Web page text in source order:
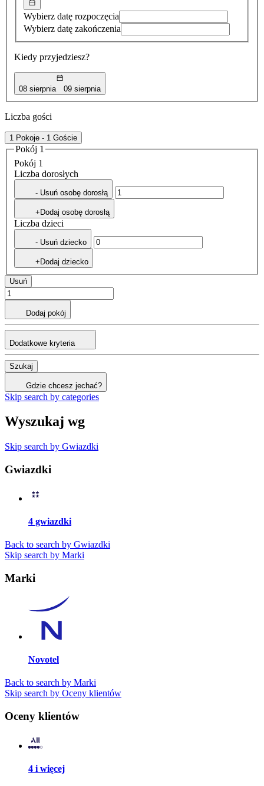
Wybierz datę rozpoczęcia
Wybierz datę zakończenia
Kiedy przyjedziesz?
08 sierpnia 09 sierpnia
Liczba gości
1 Pokoje - 1 Goście
Pokój 1
Pokój 1
Liczba dorosłych
- Usuń osobę dorosłą
+Dodaj osobę dorosłą
Liczba dzieci
- Usuń dziecko
+Dodaj dziecko
Usuń
Dodaj pokój
Dodatkowe kryteria
Szukaj
Gdzie chcesz jechać?
Skip search by categories
Wyszukaj wg
Skip search by Gwiazdki
Gwiazdki
4 gwiazdki
Back to search by Gwiazdki
Skip search by Marki
Marki
Novotel
Back to search by Marki
Skip search by Oceny klientów
Oceny klientów
4 i więcej